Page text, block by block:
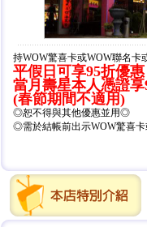
持WOW驚喜卡或WOW聯名卡
平假日可享95折優惠
當月壽星本人憑證
(春節期間不適用)
◎恕不得與其他優惠並用◎
◎需於結帳前出示WOW驚喜